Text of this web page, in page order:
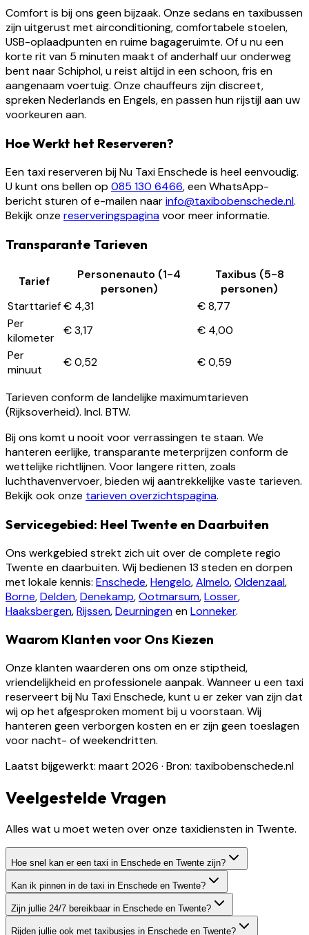
Comfort is bij ons geen bijzaak. Onze sedans en taxibussen
zijn uitgerust met airconditioning, comfortabele stoelen,
USB-oplaadpunten en ruime bagageruimte. Of u nu een
korte rit van 5 minuten maakt of anderhalf uur onderweg
bent naar Schiphol, u reist altijd in een schoon, fris en
aangenaam voertuig. Onze chauffeurs zijn discreet,
spreken Nederlands en Engels, en passen hun rijstijl aan uw
voorkeuren aan.
Hoe Werkt het Reserveren?
Een taxi reserveren bij Nu Taxi Enschede is heel eenvoudig.
U kunt ons bellen op 085 130 6466, een WhatsApp-
bericht sturen of e-mailen naarinfo@taxibobenschede.nl.
Bekijk onze reserveringspaginavoor meer informatie.
Transparante Tarieven
Tarief
Personenauto (1-4
personen)
Taxibus (5-8
personen)
Starttarief€ 4,31
€ 8,77
Per
kilometer
€ 3,17
€ 4,00
Per
minuut
€ 0,52 € 0,59
Tarieven conform de landelijke maximumtarieven
(Rijksoverheid). Incl. BTW.
Bij ons komt u nooit voor verrassingen te staan. We
hanteren eerlijke, transparante meterprijzen conform de
wettelijke richtlijnen. Voor langere ritten, zoals
luchthavenvervoer, bieden wij aantrekkelijke vaste tarieven.
Bekijk ook onze tarieven overzichtspagina.
Servicegebied: Heel Twente en Daarbuiten
Ons werkgebied strekt zich uit over de complete regio
Twente en daarbuiten. Wij bedienen 13 steden en dorpen
met lokale kennis: Enschede,Hengelo,Almelo,Oldenzaal,
Borne,Delden,Denekamp,Ootmarsum,Losser,
Haaksbergen,Rijssen,DeurningenenLonneker.
Waarom Klanten voor Ons Kiezen
Onze klanten waarderen ons om onze stiptheid,
vriendelijkheid en professionele aanpak. Wanneer u een taxi
reserveert bij Nu Taxi Enschede, kunt u er zeker van zijn dat
wij op het afgesproken moment bij u voorstaan. Wij
hanteren geen verborgen kosten en er zijn geen toeslagen
voor nacht- of weekendritten.
Laatst bijgewerkt: maart 2026 · Bron: taxibobenschede.nl
Veelgestelde Vragen
Alles wat u moet weten over onze taxidiensten in Twente.
Hoe snel kan er een taxi in Enschede en Twente zijn?
Kan ik pinnen in de taxi in Enschede en Twente?
Zijn jullie 24/7 bereikbaar in Enschede en Twente?
Rijden jullie ook met taxibusjes in Enschede en Twente?